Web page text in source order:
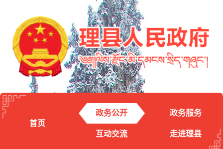
首页
政务公开 政务服务
互动交流 走进理县